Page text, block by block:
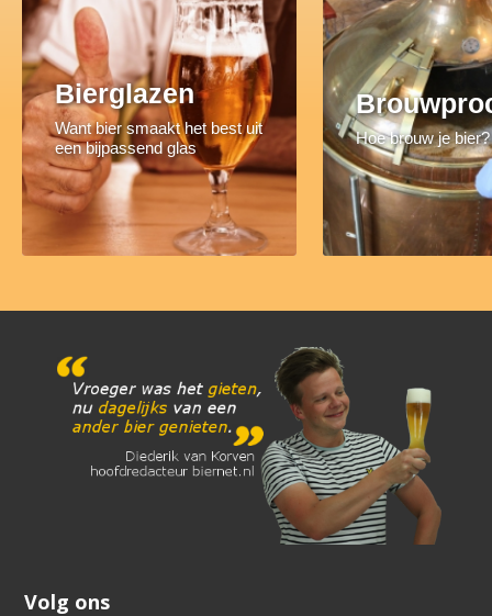
Bierglazen
Want bier smaakt het best uit
een bijpassend glas
Hoe brouw je bier?
Volg ons